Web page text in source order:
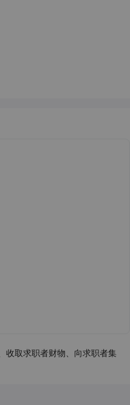
收取求职者财物、向求职者集